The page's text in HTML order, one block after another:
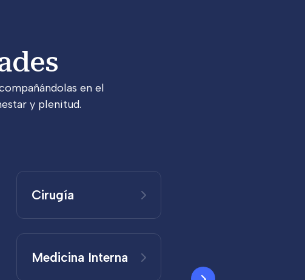
en el
y plenitud.
Cirugía
Medicina Interna